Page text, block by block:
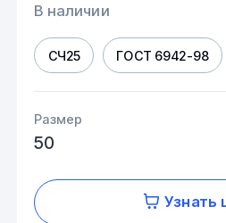
В наличии
СЧ25 ГОСТ 6942-98
Размер
50
Узнать